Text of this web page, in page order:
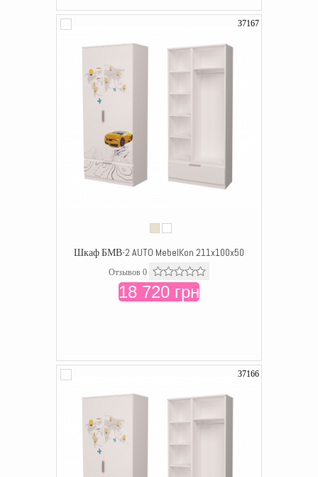
37167
Шкаф БМВ-2 AUTO MebelKon 211x100x50
Отзывов 0
18 720 грн
37166